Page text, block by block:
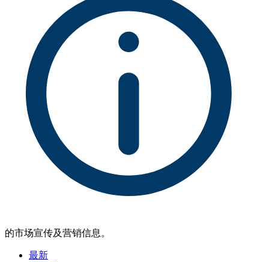
的市场宣传及营销信息。
最新